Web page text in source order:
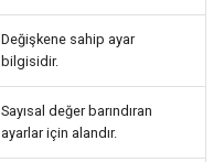
Değişkene sahip ayar
bilgisidir.
Sayısal değer barındıran
ayarlar için alandır.